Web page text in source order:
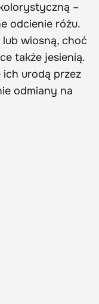
–
odcienie różu.
wiosną, choć
także jesienią.
ich urodą przez
odmiany na